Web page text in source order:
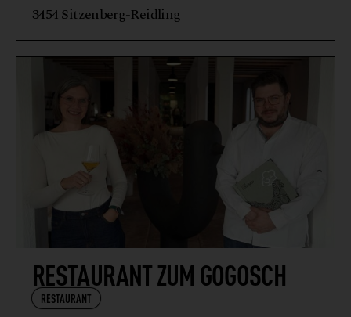
3454 Sitzenberg-Reidling
RESTAURANT ZUM GOGOSCH
RESTAURANT